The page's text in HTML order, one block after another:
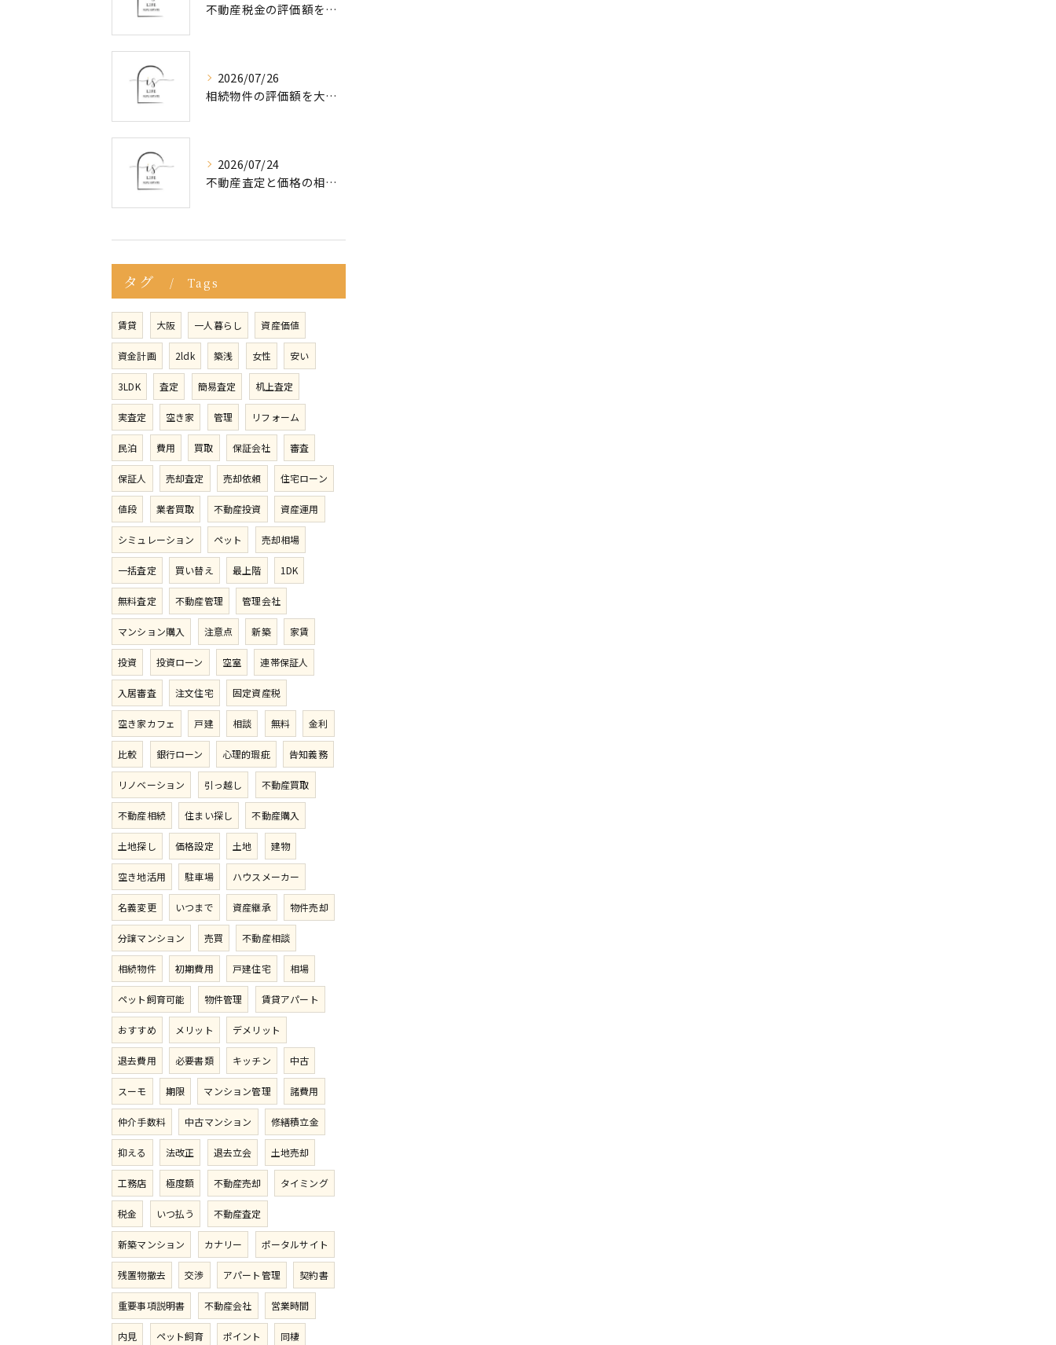
不動産税金の評価額を東大阪市で正しく調べる実践ガイド
2026/07/26
相続物件の評価額を大阪府東大阪市で正しく知るための全手順と注意点
2026/07/24
不動産査定と価格の相場を大阪府東大阪市で賢く見極める方法
タグ Tags
賃貸 大阪 一人暮らし 資産価値
資金計画 2ldk 築浅 女性 安い
3LDK 査定 簡易査定 机上査定
実査定 空き家 管理 リフォーム
民泊 費用 買取 保証会社 審査
保証人 売却査定 売却依頼 住宅ローン
値段 業者買取 不動産投資 資産運用
シミュレーション ペット 売却相場
一括査定 買い替え 最上階 1DK
無料査定 不動産管理 管理会社
マンション購入 注意点 新築 家賃
投資 投資ローン 空室 連帯保証人
入居審査 注文住宅 固定資産税
空き家カフェ 戸建 相談 無料 金利
比較 銀行ローン 心理的瑕疵 告知義務
リノベーション 引っ越し 不動産買取
不動産相続 住まい探し 不動産購入
土地探し 価格設定 土地 建物
空き地活用 駐車場 ハウスメーカー
名義変更 いつまで 資産継承 物件売却
分譲マンション 売買 不動産相談
相続物件 初期費用 戸建住宅 相場
ペット飼育可能 物件管理 賃貸アパート
おすすめ メリット デメリット
退去費用 必要書類 キッチン 中古
スーモ 期限 マンション管理 諸費用
仲介手数料 中古マンション 修繕積立金
抑える 法改正 退去立会 土地売却
工務店 極度額 不動産売却 タイミング
税金 いつ払う 不動産査定
新築マンション カナリー ポータルサイト
残置物撤去 交渉 アパート管理 契約書
重要事項説明書 不動産会社 営業時間
内見 ペット飼育 ポイント 同棲